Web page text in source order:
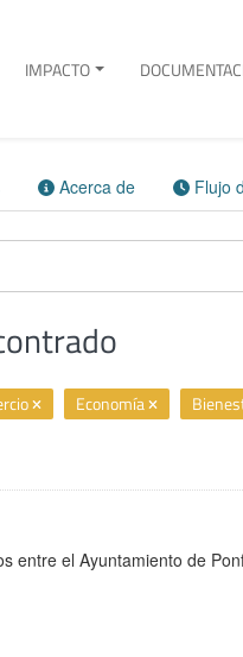
IMPACTO
Acerca de Flujo
Economía
entre el Ayuntamiento de